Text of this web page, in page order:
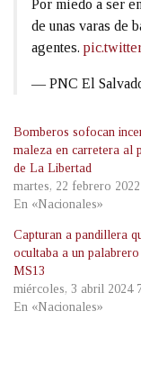
Por miedo a ser
de unas varas de
agentes.
— PNC El
Bomberos sofocan
maleza en carretera al
de La Libertad
martes, 22 febrero
En «Nacionales»
Capturan a pandillera
ocultaba a un
MS13
miércoles, 3 abril 2024
En «Nacionales»